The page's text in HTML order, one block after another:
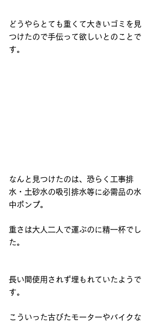
どうやらとても重くて大きいゴミを見
つけたので手伝って欲しいとのことで
す。
なんと見つけたのは、恐らく工事排
水・土砂水の吸引排水等に必需品の水
中ポンプ。
重さは大人二人で運ぶのに精一杯でし
た。
長い間使用されず埋もれていたようで
す。
こういった古びたモーターやバイクな